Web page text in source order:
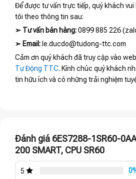
Để được tư vấn trực tiếp, quý khách vui
tôi theo thông tin sau:
➢ Tư vấn bán hàng:0899 885 226
➢ Email: le.ducdo@tudong-ttc.com
Cảm ơn quý khách đã truy cập vào
Tự Động TTC. Kính chúc quý khách
tin hữu ích và có những trải nghiệm
Đánh giá 6ES7288-1SR60-
200 SMART, CPU SR60
5